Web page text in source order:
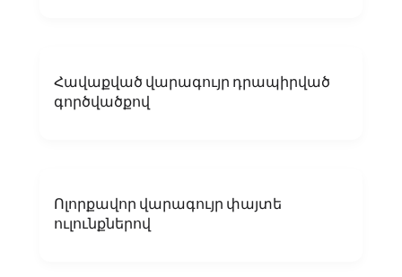
Հավաքված վարագույր դրապիրված
գործվածքով
Ոլորքավոր վարագույր փայտե
ուլունքներով